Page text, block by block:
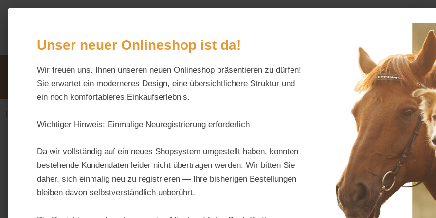
Hauptinhalt springen
Zur Suche springen
Alles fürs
Unsere VorteileBeratung via WhatsApp:
0176 / 99 66 31 80
Schreiben Sie uns:
info@tierfutter-fischer.de
Öffnungszeiten:
Mo–Fr: 9–18 Uhr ·
Haus & Hoftiere
Mais
Unser neuer Onlineshop ist da!
Wir freuen uns, Ihnen unseren neuen Onlineshop präsentieren zu dürfen!
Sie erwartet ein moderneres Design, eine übersichtlichere Struktur und
ein noch komfortableres Einkaufserlebnis.
Wichtiger Hinweis: Einmalige Neuregistrierung erforderlich
Da wir vollständig auf ein neues Shopsystem umgestellt haben, konnten
bestehende Kundendaten leider nicht übertragen werden. Wir bitten Sie
daher, sich einmalig neu zu registrieren — Ihre bisherigen Bestellungen
bleiben davon selbstverständlich unberührt.